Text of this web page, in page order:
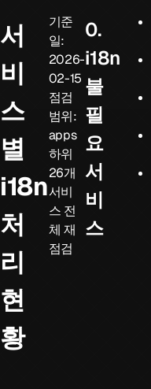
서
비
스
별
i18n
처
리
현
황
기준
일:
2026-
02-15
점검
범위:
apps
하위
26개
서비
스 전
체 재
점검
0.
i18n
불
필
요
서
비
스